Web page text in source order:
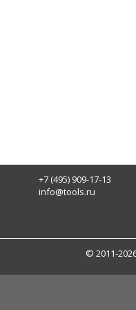
+7 (495) 909-17-13
info@tools.ru
© 2011-